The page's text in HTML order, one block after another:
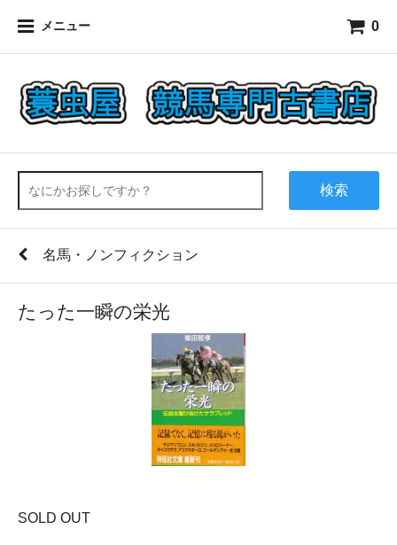
メニュー 0
検索
名馬・ノンフィクション
たった一瞬の栄光
SOLD OUT